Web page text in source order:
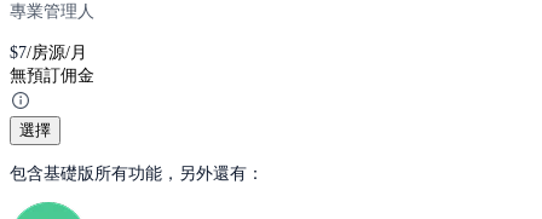
專業管理人
$7/房源/月
無預訂佣金
選擇
包含基礎版所有功能，另外還有：